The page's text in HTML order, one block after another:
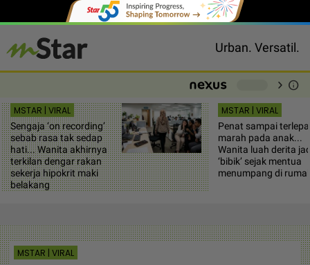
Urban. Versatil.
chevron_right info
MSTAR | VIRAL
Sengaja ‘on recording’
sebab rasa tak sedap
hati... Wanita akhirnya
terkilan dengar rakan
sekerja hipokrit maki
belakang
MSTAR | VIRAL
Penat sampai
marah pada anak...
Wanita luah derita
‘bibik’ sejak mentua
menumpang di
MSTAR | VIRAL